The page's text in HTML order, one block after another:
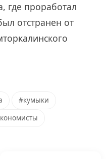
где проработал
отстранен от
#кумыки